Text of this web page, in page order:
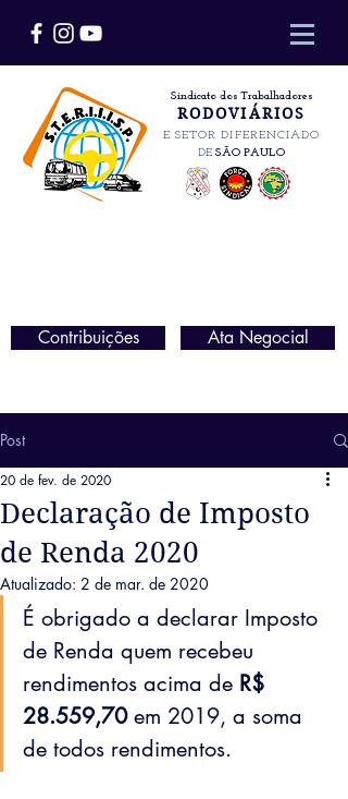
Sindicato dos Trabalhadores
RODOVIÁRIOS
E SETOR DIFERENCIADO
DE SÃO PAULO
Contribuições Ata Negocial
Post
Declaração de Imposto
de Renda 2020
20 de fev. de 2020
Atualizado: 2 de mar. de 2020
É obrigado a declarar Imposto
de Renda quem recebeu
rendimentos acima de R$
28.559,70 em 2019, a soma
de todos rendimentos.